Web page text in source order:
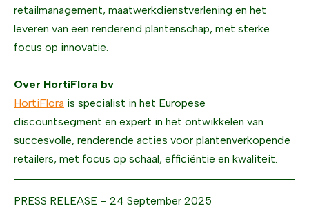
retailmanagement, maatwerkdienstverlening en het
leveren van een renderend plantenschap, met sterke
focus op innovatie.
Over HortiFlora bv
HortiFlora is specialist in het Europese
discountsegment en expert in het ontwikkelen van
succesvolle, renderende acties voor plantenverkopende
retailers, met focus op schaal, efficiëntie en kwaliteit.
PRESS RELEASE – 24 September 2025